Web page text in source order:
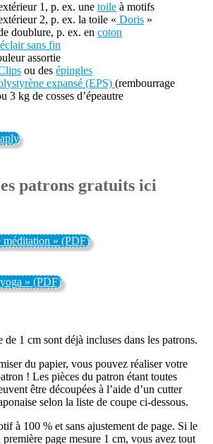
1, p. ex. une toile à motifs
2, p. ex. la toile « Doris »
doublure, p. ex. en coton
sans fin
assortie
ou des épingles
expansé (EPS) (rembourrage
3 kg de cosses d’épeautre
patrons gratuits ici
méditation » (PDF)
» (PDF)
de 1 cm sont déjà incluses dans les patrons.
du papier, vous pouvez réaliser votre
! Les pièces du patron étant toutes
être découpées à l’aide d’un cutter
selon la liste de coupe ci-dessous.
à 100 % et sans ajustement de page. Si le
page mesure 1 cm, vous avez tout